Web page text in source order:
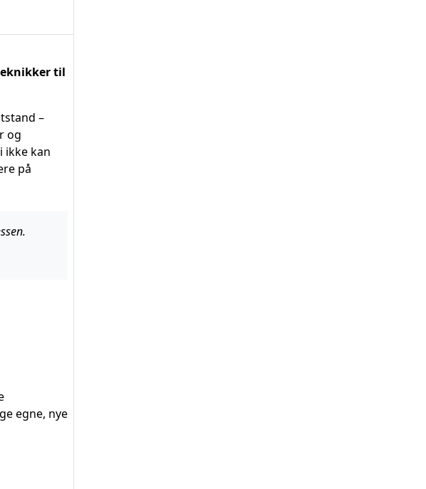
til
–
og
ikke kan
på
egne, nye